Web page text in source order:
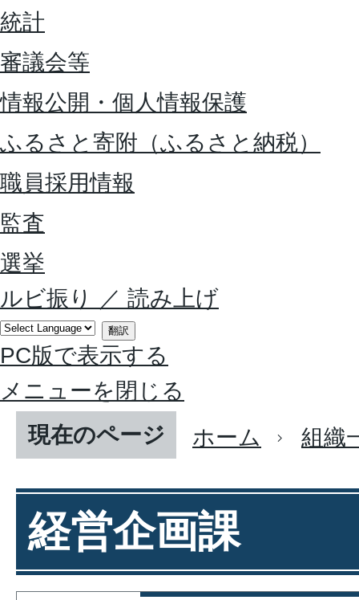
統計
審議会等
情報公開・個人情報保護
ふるさと寄附（ふるさと納税）
職員採用情報
監査
選挙
ルビ振り
／ 読み上げ
翻訳
PC版で表示する
メニューを閉じる
現在のページ
ホーム 組織
経営企画課